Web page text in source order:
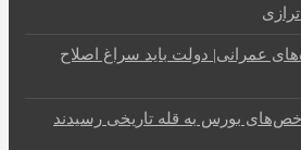
عمرانی| دولت باید سراغ اصلاح
بورس به قله تاریخی رسیدند